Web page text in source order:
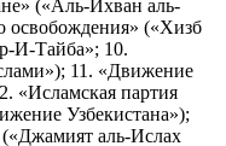
(«Аль-Ихван аль-
освобождения» («Хизб
И-Тайба»; 10.
11. «Движение
партия
Узбекистана»);
аль-Ислах